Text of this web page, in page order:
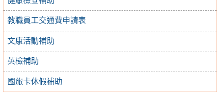
教職員工交通費申請表
文康活動補助
英檢補助
國旅卡休假補助